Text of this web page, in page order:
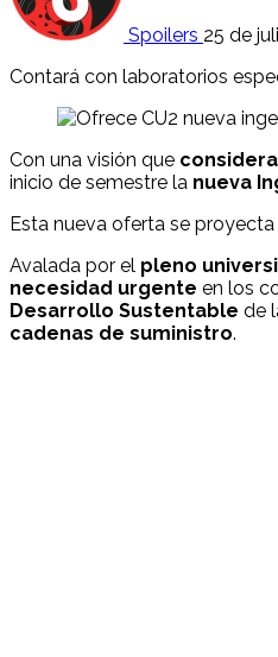
Spoilers 25 de
Contará con laboratorios
Con una visión que
inicio de semestre la nueva
Esta nueva oferta se
Avalada por el pleno
necesidad urgente en los
Desarrollo Sustentable de
cadenas de suministro.